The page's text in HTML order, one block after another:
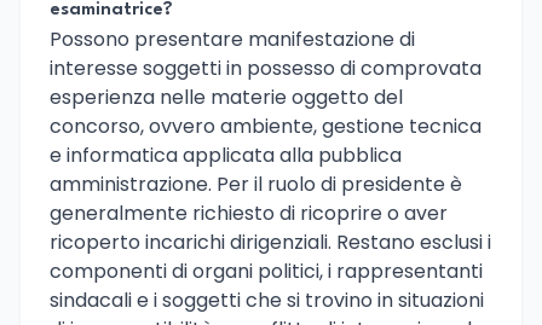
esaminatrice?
Possono presentare manifestazione di
interesse soggetti in possesso di comprovata
esperienza nelle materie oggetto del
concorso, ovvero ambiente, gestione tecnica
e informatica applicata alla pubblica
amministrazione. Per il ruolo di presidente è
generalmente richiesto di ricoprire o aver
ricoperto incarichi dirigenziali. Restano esclusi i
componenti di organi politici, i rappresentanti
sindacali e i soggetti che si trovino in situazioni